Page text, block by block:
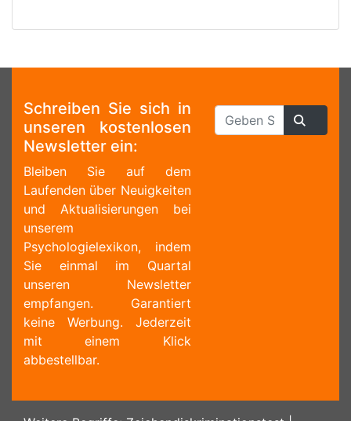
Schreiben Sie sich in
unseren kostenlosen
Newsletter ein:
Bleiben Sie auf dem
Laufenden über Neuigkeiten
und Aktualisierungen bei
unserem
Psychologielexikon, indem
Sie einmal im Quartal
unseren Newsletter
empfangen. Garantiert
keine Werbung. Jederzeit
mit einem Klick
abbestellbar.